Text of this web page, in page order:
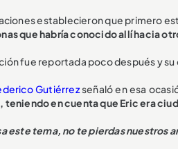
establecieron que primero
que habría conocido allí hacia
fue reportada poco después y
Gutiérrezseñaló en esa
en cuenta que Eric era
este tema, no te pierdas nuestros